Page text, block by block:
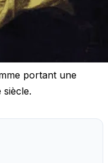
portant une
siècle.